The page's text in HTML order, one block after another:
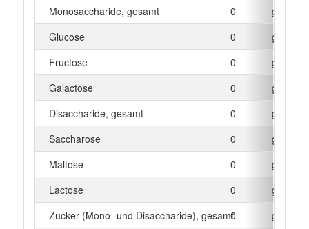
Monosaccharide, gesamt
0
g
Glucose
0
g
Fructose
0
g
Galactose
0
g
Disaccharide, gesamt
0
g
Saccharose
0
g
Maltose
0
g
Lactose
0
g
Zucker (Mono- und Disaccharide), gesamt0
g